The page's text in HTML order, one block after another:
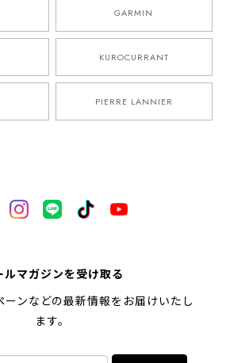
GARMIN
KUROCURRANT
PIERRE LANNIER
ルマガジンを受け取る
ンなどの最新情報をお届けいたし
ます。